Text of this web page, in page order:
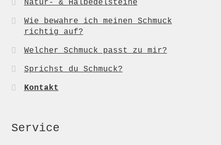
Natur- & Halbedelsteine
Wie bewahre ich meinen Schmuck
richtig auf?
Welcher Schmuck passt zu mir?
Sprichst du Schmuck?
Kontakt
Service